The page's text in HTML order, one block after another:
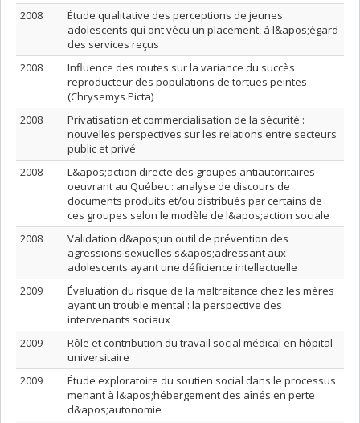
2008
Étude qualitative des perceptions de jeunes
adolescents qui ont vécu un placement, à l&apos;égard
des services reçus
2008
Influence des routes sur la variance du succès
reproducteur des populations de tortues peintes
(Chrysemys Picta)
2008
Privatisation et commercialisation de la sécurité :
nouvelles perspectives sur les relations entre secteurs
public et privé
2008
L&apos;action directe des groupes antiautoritaires
oeuvrant au Québec : analyse de discours de
documents produits et/ou distribués par certains de
ces groupes selon le modèle de l&apos;action sociale
2008
Validation d&apos;un outil de prévention des
agressions sexuelles s&apos;adressant aux
adolescents ayant une déficience intellectuelle
2009
Évaluation du risque de la maltraitance chez les mères
ayant un trouble mental : la perspective des
intervenants sociaux
2009
Rôle et contribution du travail social médical en hôpital
universitaire
2009
Étude exploratoire du soutien social dans le processus
menant à l&apos;hébergement des aînés en perte
d&apos;autonomie